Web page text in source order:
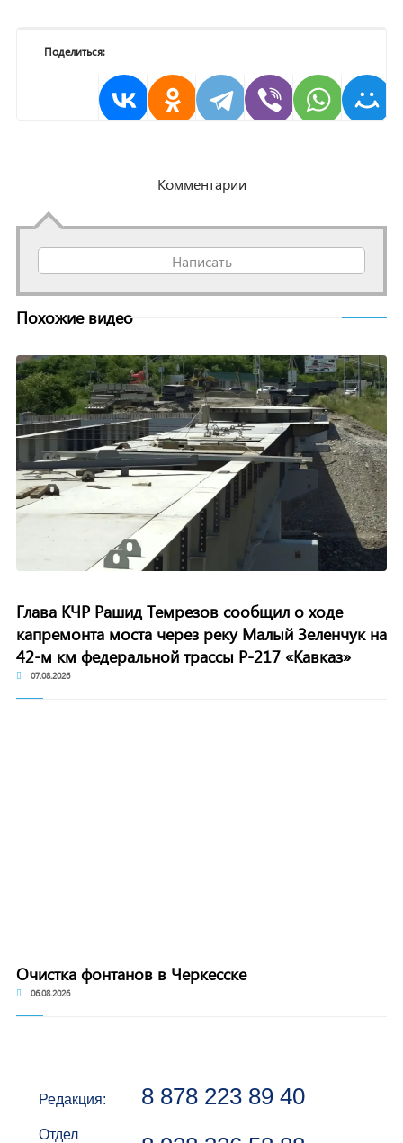
Поделиться:
Комментарии
Написать
Похожие видео
Глава КЧР Рашид Темрезов сообщил о ходе
капремонта моста через реку Малый Зеленчук на
42-м км федеральной трассы Р-217 «Кавказ»
07.08.2026
Очистка фонтанов в Черкесске
06.08.2026
Редакция: 8 878 223 89 40
Отдел